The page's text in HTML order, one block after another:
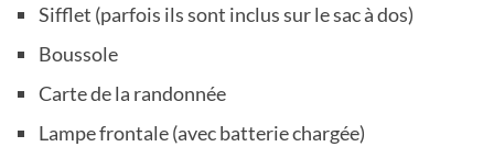
Sifflet (parfois ils sont inclus sur le sac à dos)
Boussole
Carte de la randonnée
Lampe frontale (avec batterie chargée)